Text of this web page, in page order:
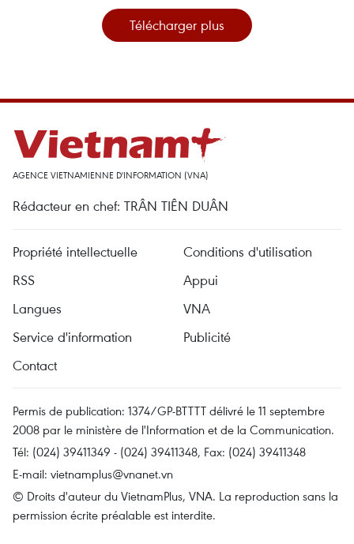
Télécharger plus
AGENCE VIETNAMIENNE D'INFORMATION (VNA)
Rédacteur en chef: TRÂN TIÊN DUÂN
Propriété intellectuelle
Conditions d'utilisation
RSS
Appui
Langues
VNA
Service d'information
Publicité
Contact
Permis de publication: 1374/GP-BTTTT délivré le 11 septembre
2008 par le ministère de l'Information et de la Communication.
Tél: (024) 39411349 - (024) 39411348, Fax: (024) 39411348
E-mail: vietnamplus@vnanet.vn
© Droits d'auteur du VietnamPlus, VNA. La reproduction sans la
permission écrite préalable est interdite.